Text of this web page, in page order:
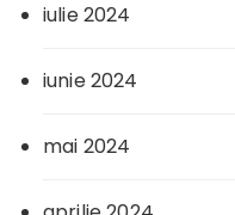
iulie 2024
iunie 2024
mai 2024